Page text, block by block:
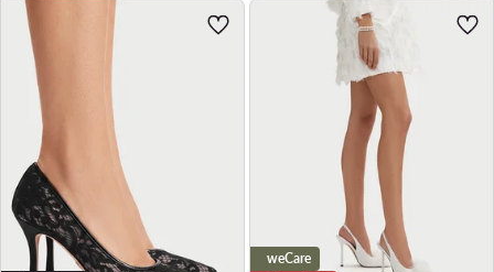
weCare